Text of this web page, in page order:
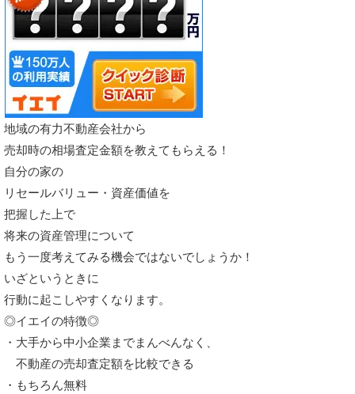
地域の有力不動産会社から
売却時の相場査定金額を教えてもらえる！
自分の家の
リセールバリュー・資産価値を
把握した上で
将来の資産管理について
もう一度考えてみる機会ではないでしょうか！
いざというときに
行動に起こしやすくなります。
◎イエイの特徴◎
・大手から中小企業までまんべんなく、
不動産の売却査定額を比較できる
・もちろん無料